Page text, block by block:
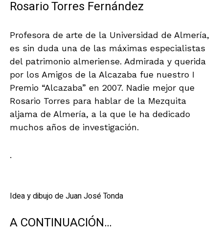
Rosario Torres Fernández
Profesora de arte de la Universidad de Almería,
es sin duda una de las máximas especialistas
del patrimonio almeriense. Admirada y querida
por los Amigos de la Alcazaba fue nuestro I
Premio “Alcazaba” en 2007. Nadie mejor que
Rosario Torres para hablar de la Mezquita
aljama de Almería, a la que le ha dedicado
muchos años de investigación.
.
Idea y dibujo de Juan José Tonda
A CONTINUACIÓN…